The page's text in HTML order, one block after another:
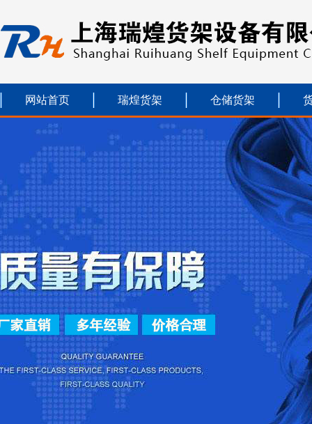
网站首页 瑞煌货架 仓储货架